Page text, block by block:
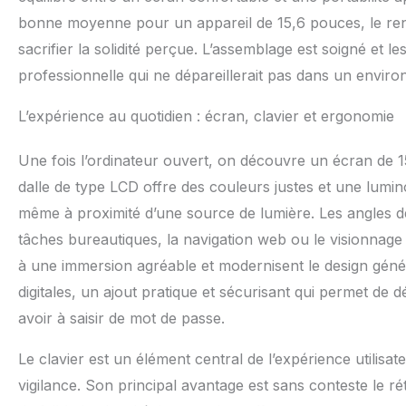
pouces】
rapport d'aspect
extraordinaire et
et lumineuses,
travailler
être limité par la
portable adopte
d'environ 19
d'une variété
interfaces USB
interface DC et
également
compte de la
Win11 est livré
des questions
bonne moyenne pour un appareil de 15,6 pouces, le
sacrifier la solidité perçue. L’assemblage est soigné et
professionnelle qui ne dépareillerait pas dans un
L’expérience au quotidien : écran, clavier et ergonomie
Une fois l’ordinateur ouvert, on découvre un écran de
dalle de type LCD offre des couleurs justes et une
même à proximité d’une source de lumière. Les
tâches bureautiques, la navigation web ou le
à une immersion agréable et modernisent le design
digitales, un ajout pratique et sécurisant qui permet de
avoir à saisir de mot de passe.
Le clavier est un élément central de l’expérience
vigilance. Son principal avantage est sans conteste le